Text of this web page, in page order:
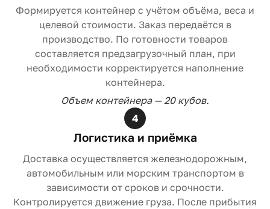
Формируется контейнер с учётом объёма, веса и
целевой стоимости. Заказ передаётся в
производство. По готовности товаров
составляется предзагрузочный план, при
необходимости корректируется наполнение
контейнера.
Объем контейнера — 20 кубов.
4
Логистика и приёмка
Доставка осуществляется железнодорожным,
автомобильным или морским транспортом в
зависимости от сроков и срочности.
Контролируется движение груза. После прибытия